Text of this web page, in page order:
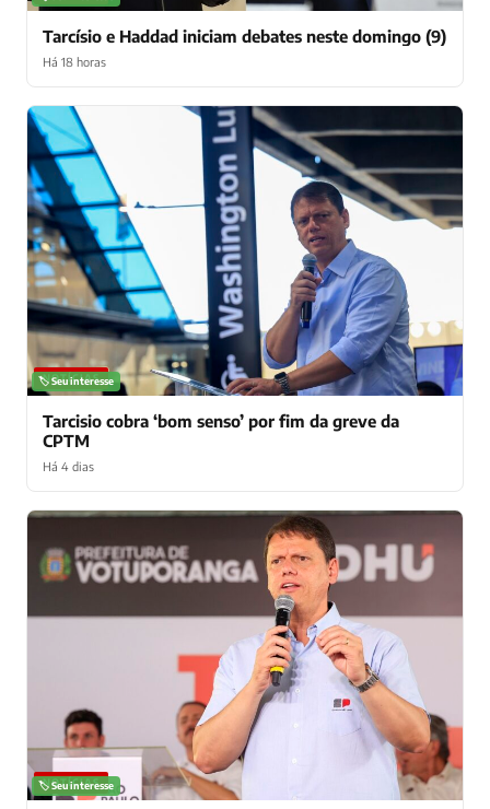
Tarcísio e Haddad iniciam debates neste domingo (9)
Há 18 horas
NOTÍCIAS
🏷️ Seu interesse
Tarcisio cobra ‘bom senso’ por fim da greve da
CPTM
Há 4 dias
NOTÍCIAS
🏷️ Seu interesse